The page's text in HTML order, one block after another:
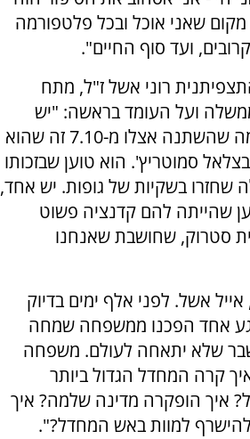
מקום שאני אוכל ובכל פלטפורמה
רוני אשל ז"ל, מתח
ועל העומד בראשה: "יש
אחד, בנימין נתניהו. מה שהשתנה אצלו מ-7.10 זה שהוא
סמוטריץ'. הוא טוען שבזכותו
שחזרו בשקיות של גופות. יש אחד,
שהייתה להם קדנציה פשוט
סטרוק, שחושבת שאנחנו
אשל. לפני אלף ימים בדיוק
אחד הפכנו ממשפחה שמחה
שלא יתאחה לעולם. משפחה
קרה המחדל הגדול ביותר
איך הופקרה מדינה שלמה? איך
להישרף למוות באש המחדל?".